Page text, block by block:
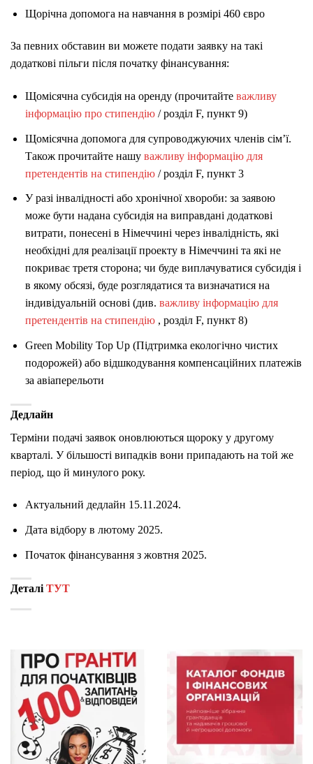
Щорічна допомога на навчання в розмірі 460 євро
За певних обставин ви можете подати заявку на такі
додаткові пільги після початку фінансування:
Щомісячна субсидія на оренду (прочитайте важливу
інформацію про стипендію/ розділ F, пункт 9)
Щомісячна допомога для супроводжуючих членів сім’ї.
Також прочитайте нашу важливу інформацію для
претендентів на стипендію/ розділ F, пункт 3
У разі інвалідності або хронічної хвороби: за заявою
може бути надана субсидія на виправдані додаткові
витрати, понесені в Німеччині через інвалідність, які
необхідні для реалізації проекту в Німеччині та які не
покриває третя сторона; чи буде виплачуватися субсидія і
в якому обсязі, буде розглядатися та визначатися на
індивідуальній основі (див. важливу інформацію для
претендентів на стипендію, розділ F, пункт 8)
Green Mobility Top Up (Підтримка екологічно чистих
подорожей) або відшкодування компенсаційних платежів
за авіаперельоти
Дедлайн
Терміни подачі заявок оновлюються щороку у другому
кварталі. У більшості випадків вони припадають на той же
період, що й минулого року.
Актуальний дедлайн 15.11.2024.
Дата відбору в лютому 2025.
Початок фінансування з жовтня 2025.
Деталі ТУТ